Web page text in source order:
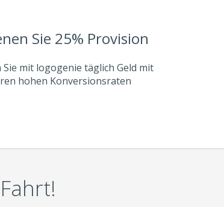
Sie 25% Provision
Sie mit logogenie täglich Geld mit
hohen Konversionsraten